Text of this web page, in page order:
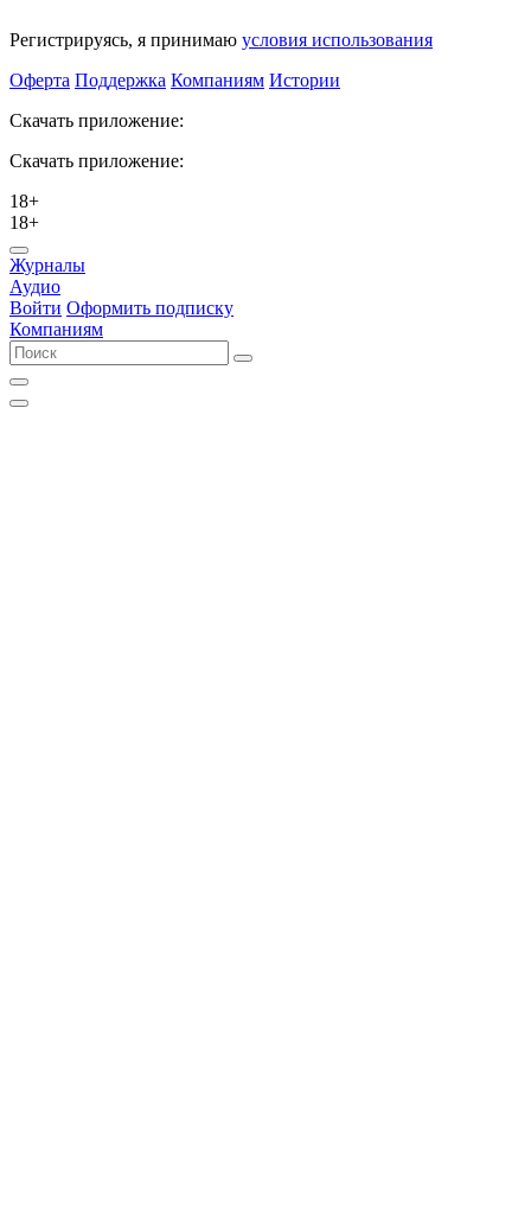
Регистрируясь, я принимаю условия использования
Оферта Поддержка Компаниям Истории
Скачать приложение:
Скачать приложение:
18+
18+
Журналы
Аудио
Войти Оформить подписку
Компаниям